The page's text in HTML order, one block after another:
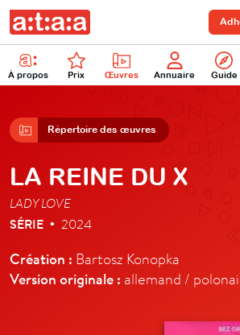
À propos Prix Œuvres Annuaire Guide
Répertoire des œuvres
LA REINE DU X
LADY LOVE
SÉRIE • 2024
Création : Bartosz Konopka
Version originale : allemand /